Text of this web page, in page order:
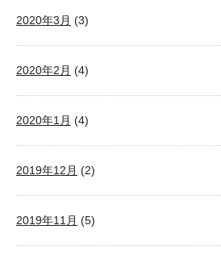
2020年3月 (3)
2020年2月 (4)
2020年1月 (4)
2019年12月 (2)
2019年11月 (5)